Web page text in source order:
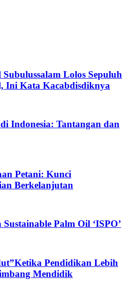
Lolos Sepuluh
Ini Kata Kacabdisdiknya
Indonesia: Tantangan dan
Petani: Kunci
Berkelanjutan
Palm Oil ‘ISPO’
Pendidikan Lebih
Mendidik